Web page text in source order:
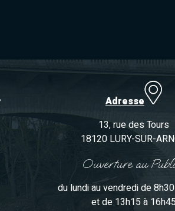
Adresse
13, rue des Tours
18120 LURY-SUR-
Ouverture au
du lundi au vendredi de
et de 13h15 à 16h45